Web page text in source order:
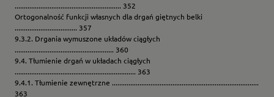
.......................................................... 352
Ortogonalność funkcji własnych dla drgań giętnych belki
.................................. 357
9.3.2. Drgania wymuszone układów ciągłych
...................................................... 360
9.4. Tłumienie drgań w układach ciągłych
.................................................................. 363
9.4.1. Tłumienie zewnętrzne ................................................................................
363